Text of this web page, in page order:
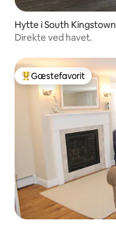
Hytte i South Kingstown
Direkte ved havet.
Bedste gæstefavorit
Gæstefavorit